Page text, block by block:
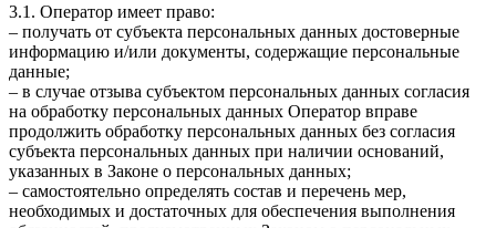
3.1. Оператор имеет право:
– получать от субъекта персональных данных достоверные
информацию и/или документы, содержащие персональные
данные;
– в случае отзыва субъектом персональных данных согласия
на обработку персональных данных Оператор вправе
продолжить обработку персональных данных без согласия
субъекта персональных данных при наличии оснований,
указанных в Законе о персональных данных;
– самостоятельно определять состав и перечень мер,
необходимых и достаточных для обеспечения выполнения